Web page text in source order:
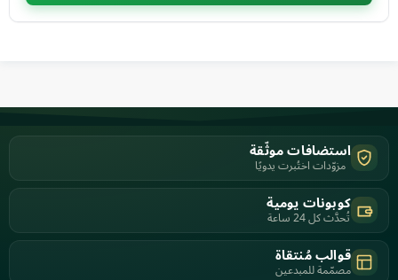
استضافات موثّقة
مزوّدات اختُبرت يدويًا
كوبونات يومية
تُحدَّث كل 24 ساعة
قوالب مُنتقاة
مصمّمة للمبدعين